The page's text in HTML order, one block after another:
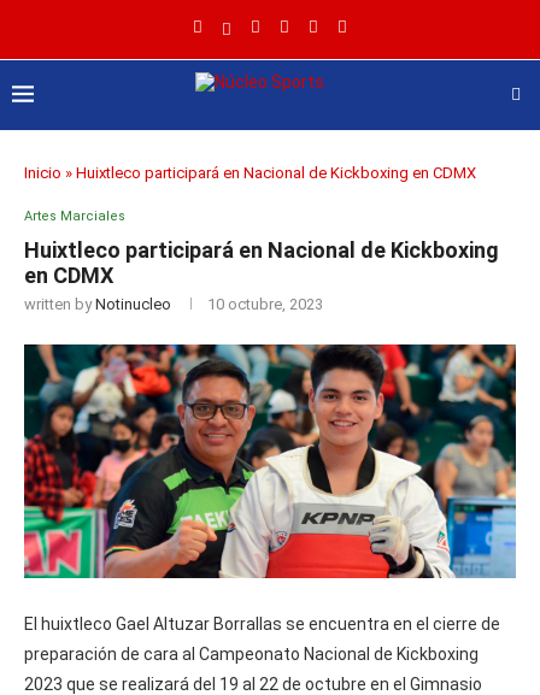
Inicio » Huixtleco participará en Nacional de Kickboxing en CDMX
Artes Marciales
Huixtleco participará en Nacional de Kickboxing
en CDMX
written byNotinucleo 10 octubre, 2023
El huixtleco Gael Altuzar Borrallas se encuentra en el cierre de
preparación de cara al Campeonato Nacional de Kickboxing
2023 que se realizará del 19 al 22 de octubre en el Gimnasio